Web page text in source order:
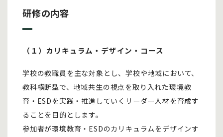
研修の内容
（１）カリキュラム・デザイン・コース
学校の教職員を主な対象とし、学校や地域において、
教科横断型で、地域共生の視点を取り入れた環境教
育・ESDを実践・推進していくリーダー人材を育成す
ることを目的とします。
参加者が環境教育・ESDのカリキュラムをデザインす